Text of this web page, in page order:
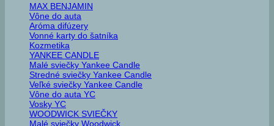
MAX BENJAMIN
Vône do auta
Aróma difúzery
Vonné karty do šatníka
Kozmetika
YANKEE CANDLE
Malé sviečky Yankee Candle
Stredné sviečky Yankee Candle
Veľké sviečky Yankee Candle
Vône do auta YC
Vosky YC
WOODWICK SVIEČKY
Malé sviečky Woodwick